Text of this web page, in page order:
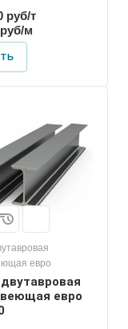
руб/т
м
евро
евро